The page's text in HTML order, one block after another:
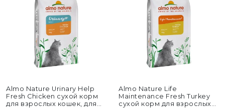
Almo Nature Urinary Help
Fresh Chiсken сухой корм
для взрослых кошек, для
Almo Nature Life
Maintenance Fresh Turkey
сухой корм для взрослых